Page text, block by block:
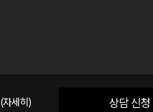
(자세히)